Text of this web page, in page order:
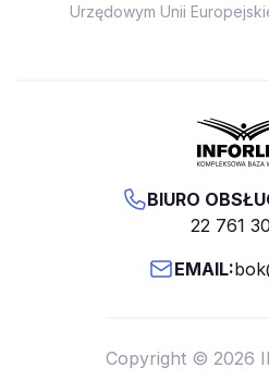
Urzędowym Unii
BIURO
22 761
EMAIL:
Copyright © 2026